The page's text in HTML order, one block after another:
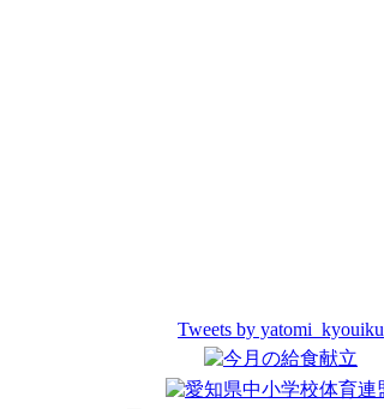
Tweets by yatomi_kyouiku